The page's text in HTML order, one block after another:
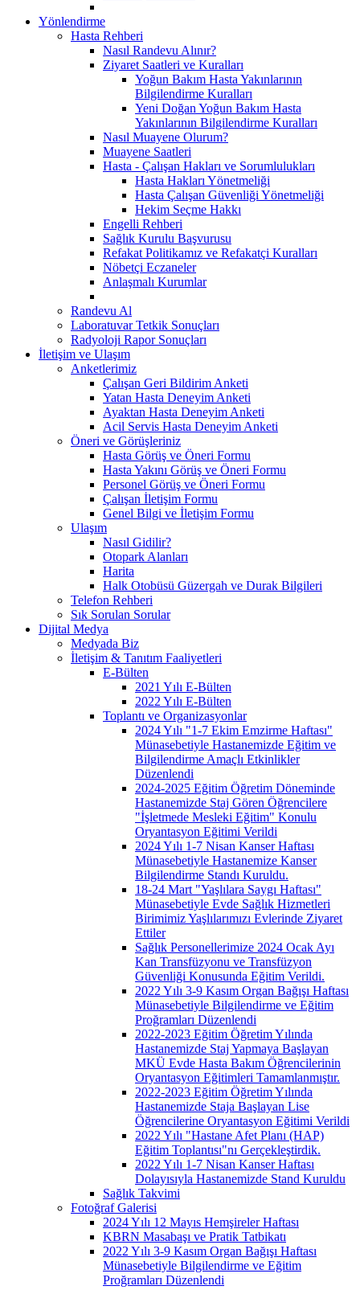
Yönlendirme
Hasta Rehberi
Nasıl Randevu Alınır?
Ziyaret Saatleri ve Kuralları
Yoğun Bakım Hasta Yakınlarının
Bilgilendirme Kuralları
Yeni Doğan Yoğun Bakım Hasta
Yakınlarının Bilgilendirme Kuralları
Nasıl Muayene Olurum?
Muayene Saatleri
Hasta - Çalışan Hakları ve Sorumlulukları
Hasta Hakları Yönetmeliği
Hasta Çalışan Güvenliği Yönetmeliği
Hekim Seçme Hakkı
Engelli Rehberi
Sağlık Kurulu Başvurusu
Refakat Politikamız ve Refakatçi Kuralları
Nöbetçi Eczaneler
Anlaşmalı Kurumlar
Randevu Al
Laboratuvar Tetkik Sonuçları
Radyoloji Rapor Sonuçları
İletişim ve Ulaşım
Anketlerimiz
Çalışan Geri Bildirim Anketi
Yatan Hasta Deneyim Anketi
Ayaktan Hasta Deneyim Anketi
Acil Servis Hasta Deneyim Anketi
Öneri ve Görüşleriniz
Hasta Görüş ve Öneri Formu
Hasta Yakını Görüş ve Öneri Formu
Personel Görüş ve Öneri Formu
Çalışan İletişim Formu
Genel Bilgi ve İletişim Formu
Ulaşım
Nasıl Gidilir?
Otopark Alanları
Harita
Halk Otobüsü Güzergah ve Durak Bilgileri
Telefon Rehberi
Sık Sorulan Sorular
Dijital Medya
Medyada Biz
İletişim & Tanıtım Faaliyetleri
E-Bülten
2021 Yılı E-Bülten
2022 Yılı E-Bülten
Toplantı ve Organizasyonlar
2024 Yılı "1-7 Ekim Emzirme Haftası"
Münasebetiyle Hastanemizde Eğitim ve
Bilgilendirme Amaçlı Etkinlikler
Düzenlendi
2024-2025 Eğitim Öğretim Döneminde
Hastanemizde Staj Gören Öğrencilere
"İşletmede Mesleki Eğitim" Konulu
Oryantasyon Eğitimi Verildi
2024 Yılı 1-7 Nisan Kanser Haftası
Münasebetiyle Hastanemize Kanser
Bilgilendirme Standı Kuruldu.
18-24 Mart "Yaşlılara Saygı Haftası"
Münasebetiyle Evde Sağlık Hizmetleri
Birimimiz Yaşlılarımızı Evlerinde Ziyaret
Ettiler
Sağlık Personellerimize 2024 Ocak Ayı
Kan Transfüzyonu ve Transfüzyon
Güvenliği Konusunda Eğitim Verildi.
2022 Yılı 3-9 Kasım Organ Bağışı Haftası
Münasebetiyle Bilgilendirme ve Eğitim
Proğramları Düzenlendi
2022-2023 Eğitim Öğretim Yılında
Hastanemizde Staj Yapmaya Başlayan
MKÜ Evde Hasta Bakım Öğrencilerinin
Oryantasyon Eğitimleri Tamamlanmıştır.
2022-2023 Eğitim Öğretim Yılında
Hastanemizde Staja Başlayan Lise
Öğrencilerine Oryantasyon Eğitimi Verildi
2022 Yılı "Hastane Afet Planı (HAP)
Eğitim Toplantısı"nı Gerçekleştirdik.
2022 Yılı 1-7 Nisan Kanser Haftası
Dolayısıyla Hastanemizde Stand Kuruldu
Sağlık Takvimi
Fotoğraf Galerisi
2024 Yılı 12 Mayıs Hemşireler Haftası
KBRN Masabaşı ve Pratik Tatbikatı
2022 Yılı 3-9 Kasım Organ Bağışı Haftası
Münasebetiyle Bilgilendirme ve Eğitim
Proğramları Düzenlendi